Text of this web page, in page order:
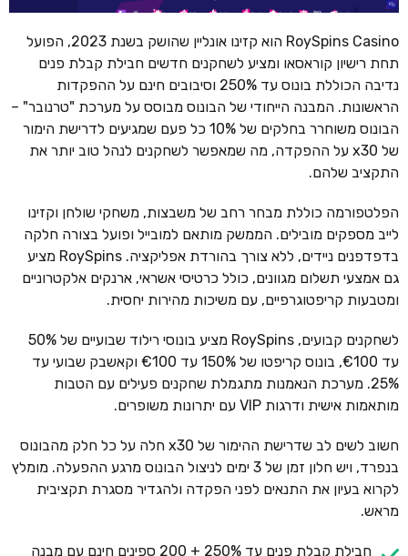
RoySpins Casino הוא קזינו אונליין שהושק בשנת 2023, הפועל
תחת רישיון קוראסאו ומציע לשחקנים חדשים חבילת קבלת פנים
נדיבה הכוללת בונוס עד 250% וסיבובים חינם על ההפקדות
הראשונות. המבנה הייחודי של הבונוס מבוסס על מערכת "טרנובר" –
הבונוס משוחרר בחלקים של 10% כל פעם שמגיעים לדרישת הימור
של x30 על ההפקדה, מה שמאפשר לשחקנים לנהל טוב יותר את
התקציב שלהם.
הפלטפורמה כוללת מבחר רחב של משבצות, משחקי שולחן וקזינו
לייב מספקים מובילים. הממשק מותאם למובייל ופועל בצורה חלקה
בדפדפנים ניידים, ללא צורך בהורדת אפליקציה. RoySpins מציע
גם אמצעי תשלום מגוונים, כולל כרטיסי אשראי, ארנקים אלקטרוניים
ומטבעות קריפטוגרפיים, עם משיכות מהירות יחסית.
לשחקנים קבועים, RoySpins מציע בונוסי רילוד שבועיים של 50%
עד €100, בונוס קריפטו של 150% עד €100 וקאשבק שבועי עד
25%. מערכת הנאמנות מתגמלת שחקנים פעילים עם הטבות
מותאמות אישית ודרגות VIP עם יתרונות משופרים.
חשוב לשים לב שדרישת ההימור של x30 חלה על כל חלק מהבונוס
בנפרד, ויש חלון זמן של 3 ימים לניצול הבונוס מרגע ההפעלה. מומלץ
לקרוא בעיון את התנאים לפני הפקדה ולהגדיר מסגרת תקציבית
מראש.
חבילת קבלת פנים עד 250% + 200 ספינים חינם עם מבנה